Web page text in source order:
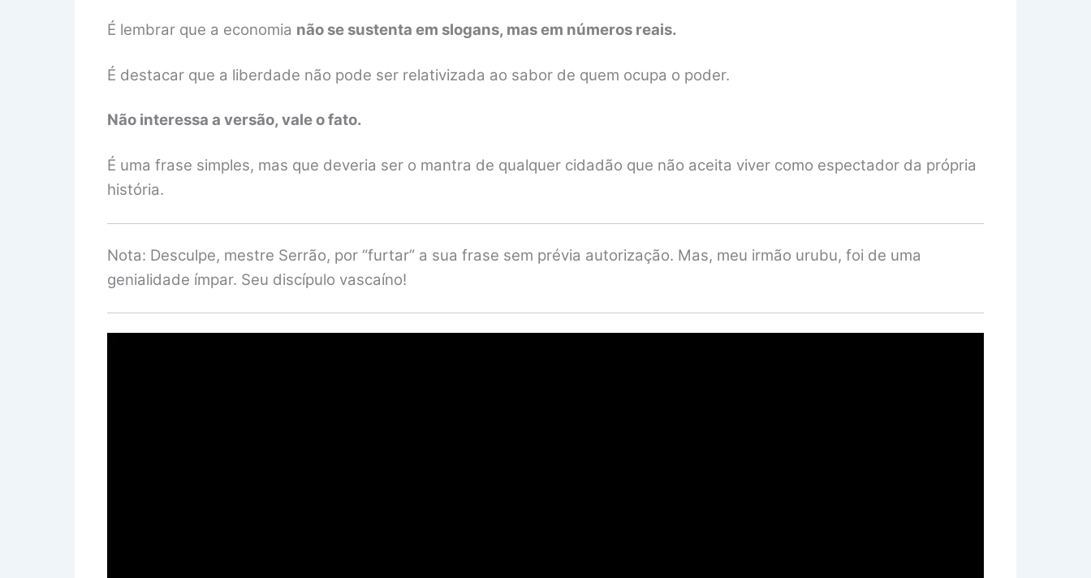
É lembrar que a economia não se sustenta em slogans, mas em números reais.
É destacar que a liberdade não pode ser relativizada ao sabor de quem ocupa o poder.
Não interessa a versão, vale o fato.
É uma frase simples, mas que deveria ser o mantra de qualquer cidadão que não aceita viver como espectador da própria
história.
Nota: Desculpe, mestre Serrão, por “furtar” a sua frase sem prévia autorização. Mas, meu irmão urubu, foi de uma
genialidade ímpar. Seu discípulo vascaíno!